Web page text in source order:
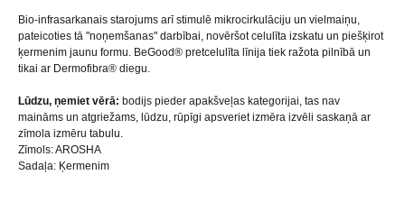
Bio-infrasarkanais starojums arī stimulē mikrocirkulāciju un vielmaiņu,
pateicoties tā "noņemšanas" darbībai, novēršot celulīta izskatu un piešķirot
ķermenim jaunu formu. BeGood® pretcelulīta līnija tiek ražota pilnībā un
tikai ar Dermofibra® diegu.
Lūdzu, ņemiet vērā: bodijs pieder apakšveļas kategorijai, tas nav
maināms un atgriežams, lūdzu, rūpīgi apsveriet izmēra izvēli saskaņā ar
zīmola izmēru tabulu.
Zīmols: AROSHA
Sadaļa: Ķermenim